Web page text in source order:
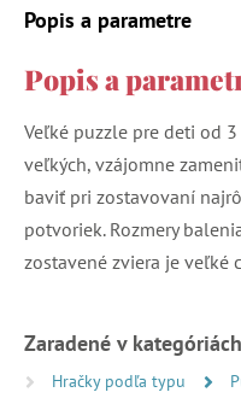
Popis a parametre
Popis a
Veľké puzzle pre deti od
veľkých, vzájomne
baviť pri zostavovaní
potvoriek. Rozmery
zostavené zviera je veľké
Zaradené v kategóriách
Hračky podľa typu